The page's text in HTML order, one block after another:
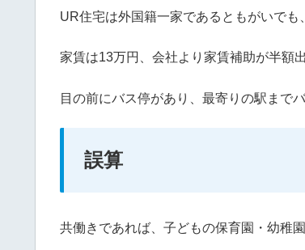
UR住宅は外国籍一家であるともがいでも
家賃は13万円、会社より家賃補助が半額
目の前にバス停があり、最寄りの駅まで
誤算
共働きであれば、子どもの保育園・幼稚園